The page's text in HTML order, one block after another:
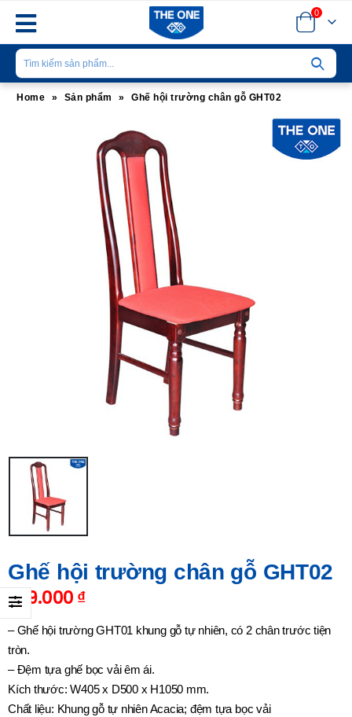
0
Home » Sản phẩm » Ghế hội trường chân gỗ GHT02
Ghế hội trường chân gỗ GHT02
779.000₫
– Ghế hội trường GHT01 khung gỗ tự nhiên, có 2 chân trước tiện
tròn.
– Đệm tựa ghế bọc vải êm ái.
Kích thước: W405 x D500 x H1050 mm.
Chất liệu: Khung gỗ tự nhiên Acacia; đệm tựa bọc vải